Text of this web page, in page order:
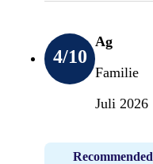
4/10
Ag
Familie
Juli 2026
Recommended